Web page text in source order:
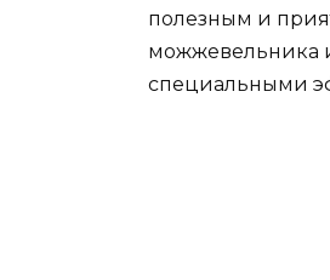
полезным и
можжевельника
специальными